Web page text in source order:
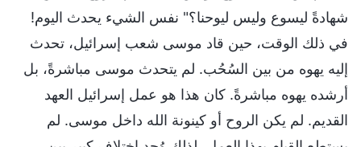
شهادةً ليسوع وليس ليوحنا؟" نفس الشيء يحدث اليوم!
في ذلك الوقت، حين قاد موسى شعب إسرائيل، تحدث
إليه يهوه من بين السُحُب. لم يتحدث موسى مباشرةً، بل
أرشده يهوه مباشرةً. كان هذا هو عمل إسرائيل العهد
القديم. لم يكن الروح أو كينونة الله داخل موسى. لم